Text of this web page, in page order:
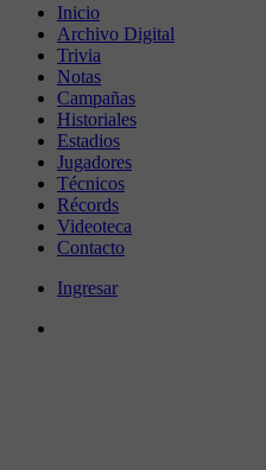
Inicio
Archivo Digital
Trivia
Notas
Campañas
Historiales
Estadios
Jugadores
Técnicos
Récords
Videoteca
Contacto
Ingresar